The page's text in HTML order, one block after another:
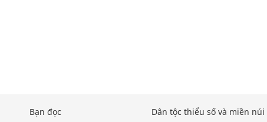
Bạn đọc Dân tộc thiểu số và miền núi